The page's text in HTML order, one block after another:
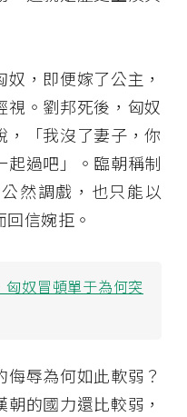
，即便嫁了公主，
。劉邦死後，匈奴
，「我沒了妻子，你
起過吧」。臨朝稱制
然調戲，也只能以
回信婉拒。
奴冒頓單于為何突
辱為何如此軟弱？
的國力還比較弱，